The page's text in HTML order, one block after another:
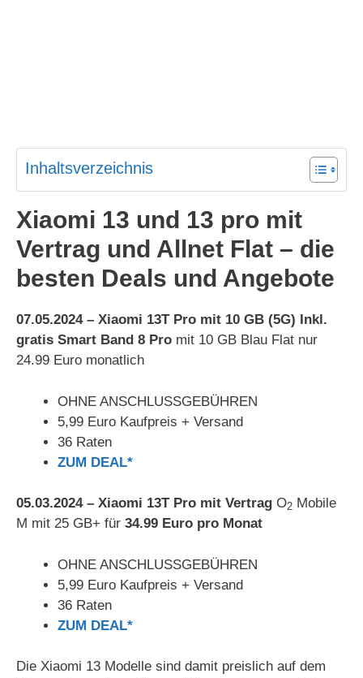
Inhaltsverzeichnis
Xiaomi 13 und 13 pro mit
Vertrag und Allnet Flat – die
besten Deals und Angebote
07.05.2024 – Xiaomi 13T Pro mit 10 GB (5G) Inkl.
gratis Smart Band 8 Pro mit 10 GB Blau Flat nur
24.99 Euro monatlich
OHNE ANSCHLUSSGEBÜHREN
5,99 Euro Kaufpreis + Versand
36 Raten
ZUM DEAL*
05.03.2024 – Xiaomi 13T Pro mit Vertrag O2 Mobile
M mit 25 GB+ für 34.99 Euro pro Monat
OHNE ANSCHLUSSGEBÜHREN
5,99 Euro Kaufpreis + Versand
36 Raten
ZUM DEAL*
Die Xiaomi 13 Modelle sind damit preislich auf dem